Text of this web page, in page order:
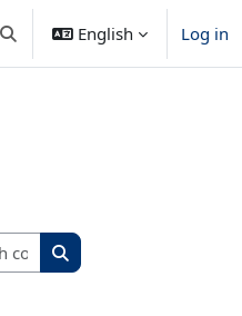
Toggle search input
English Log in
Search courses
Search courses